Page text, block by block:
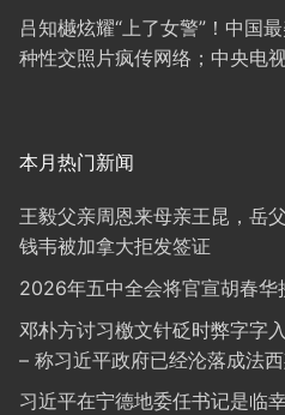
吕知樾炫耀“上了女警”！中国
种性交照片疯传网络；中央电
本月热门新闻
王毅父亲周恩来母亲王昆，岳
钱韦被加拿大拒发签证
2026年五中全会将官宣胡春华
邓朴方讨习檄文针砭时弊字字
– 称习近平政府已经沦落成法
习近平在宁德地委任书记是临